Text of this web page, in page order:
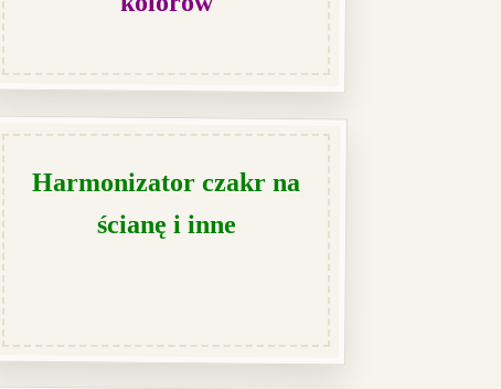
Harmonizator czakr na
ścianę i inne